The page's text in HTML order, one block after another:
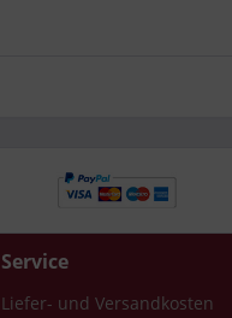
Service
Liefer- und Versandkosten